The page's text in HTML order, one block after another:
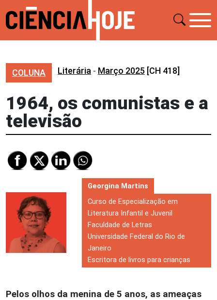
COLUNA Literária - Março 2025 [CH 418]
1964, os comunistas e a
televisão
Georgina Martins
Curso de Especialização em
Literatura Infantil e Juvenil
Faculdade de Letras
Universidade Federal do Rio de
Janeiro
Escritora de livros para crianças
Pelos olhos da menina de 5 anos, as ameaças